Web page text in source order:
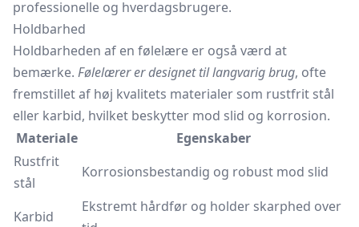
professionelle og hverdagsbrugere.
Holdbarhed
Holdbarheden af en følelære er også værd at
bemærke. Følelærer er designet til langvarig brug, ofte
fremstillet af høj kvalitets materialer som rustfrit stål
eller karbid, hvilket beskytter mod slid og korrosion.
Materiale
Egenskaber
Rustfrit
stål
Korrosionsbestandig og robust mod slid
Karbid
Ekstremt hårdfør og holder skarphed over